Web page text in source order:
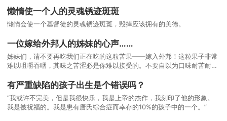
懒惰使一个人的灵魂锈迹斑斑
懒惰会使一个基督徒的灵魂锈迹斑斑，毁掉应该拥有的美德。
一位嫁给外邦人的姊妹的心声……
姊妹们，请不要再吃我们正在吃的这粒苦果——嫁入外邦！这粒果子非常
难以咀嚼吞咽，其味之苦涩必是你难以接受的。不要自以为口味耐苦耐
有严重缺陷的孩子出生是个错误吗？
“我或许不完美，但是我很快乐，我是上帝的杰作，我刻印了他的形象。
我是被祝福的。我是患有唐氏综合症而幸存的10%的孩子中的一个。”